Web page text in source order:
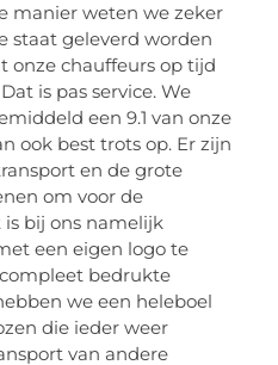
manier weten we zeker
staat geleverd worden
onze chauffeurs op tijd
is pas service. We
een 9.1 van onze
ook best trots op. Er zijn
en de grote
om voor de
bij ons namelijk
een eigen logo te
bedrukte
we een heleboel
die ieder weer
van andere